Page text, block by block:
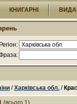
КНИГАРНІ
Регіон:
/Харківська обл. /
(всього 1)